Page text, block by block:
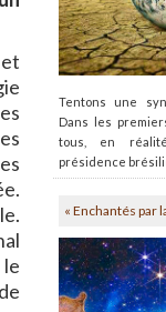
Tentons une
Dans les
tous, en
présidence
« Enchantés par